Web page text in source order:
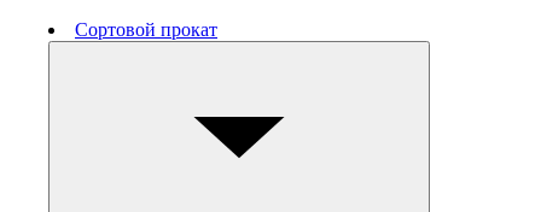
Сортовой прокат